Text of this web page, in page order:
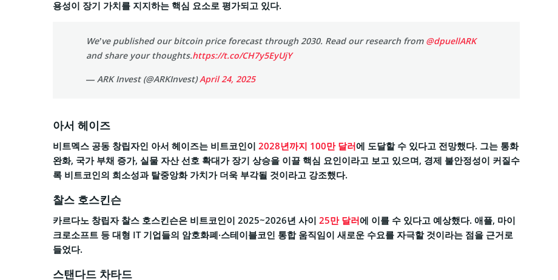
용성이 장기 가치를 지지하는 핵심 요소로 평가되고 있다.
We’ve published our bitcoin price forecast through 2030. Read our research from @dpuellARK
and share your thoughts.https://t.co/CH7y5EyUjY
— ARK Invest (@ARKInvest)April 24, 2025
아서 헤이즈
비트멕스 공동 창립자인 아서 헤이즈는 비트코인이 2028년까지 100만 달러에 도달할 수 있다고 전망했다. 그는 통화
완화, 국가 부채 증가, 실물 자산 선호 확대가 장기 상승을 이끌 핵심 요인이라고 보고 있으며, 경제 불안정성이 커질수
록 비트코인의 희소성과 탈중앙화 가치가 더욱 부각될 것이라고 강조했다.
찰스 호스킨슨
카르다노 창립자 찰스 호스킨슨은 비트코인이 2025~2026년 사이 25만 달러에 이를 수 있다고 예상했다. 애플, 마이
크로소프트 등 대형 IT 기업들의 암호화폐·스테이블코인 통합 움직임이 새로운 수요를 자극할 것이라는 점을 근거로
들었다.
스탠다드 차타드